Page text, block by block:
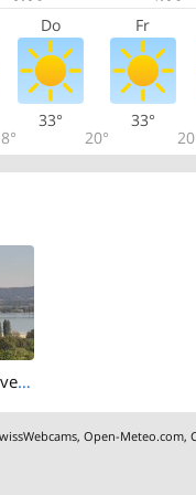
Do Fr
33°
20°
33°
Gaienhofen: Livespotting - Webcam über dem Bodensee mit Alpenpanorama und Seeblick
,Open-Meteo.com,